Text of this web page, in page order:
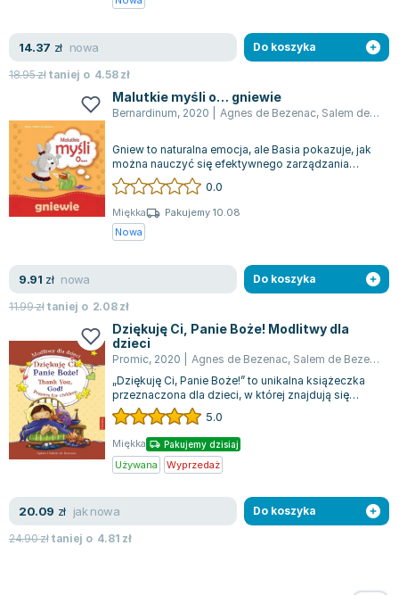
14.37 zł nowa
18.95złtaniej o 4.58zł
Do koszyka
Malutkie myśli o… gniewie
Bernardinum, 2020 Agnes de Bezenac, Salem de Bezenac
Gniew to naturalna emocja, ale Basia pokazuje, jak
można nauczyć się efektywnego zarządzania
swoimi uczuciami.
0.0
Miękka
Pakujemy 10.08
Nowa
9.91 zł nowa
11.99złtaniej o 2.08zł
Do koszyka
Dziękuję Ci, Panie Boże! Modlitwy dla
dzieci
Promic, 2020 Agnes de Bezenac, Salem de Bezenac
„Dziękuję Ci, Panie Boże!” to unikalna książeczka
przeznaczona dla dzieci, w której znajdują się
modlitwy zaprezentowane w dwóch j...
5.0
Miękka Pakujemy dzisiaj
Używana Wyprzedaż
20.09 zł jak nowa
24.90złtaniej o 4.81 zł
Do koszyka